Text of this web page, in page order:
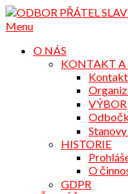
Přejdi
na
Menu
O NÁS
KONTAKT A
Kontakt
VÝBOR
HISTORIE
O
GDPR